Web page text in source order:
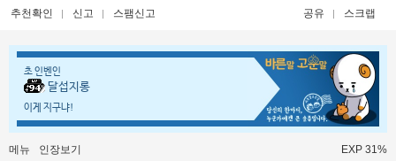
추천확인 신고 스팸신고 공유 스크랩
초 인벤인
달섭지롱
이게 지구냐!
메뉴 인장보기 EXP 31%